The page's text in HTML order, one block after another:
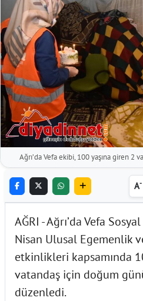
Ağrı’da Vefa ekibi, 100 yaşına giren 2
A-
AĞRI - Ağrı’da Vefa
Nisan Ulusal Egemenlik
etkinlikleri kapsamında
vatandaş için doğum
düzenledi.